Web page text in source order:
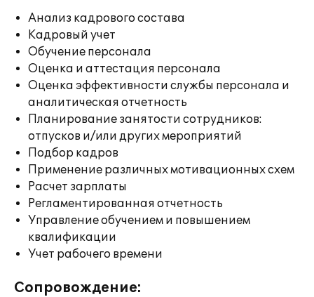
Анализ кадрового состава
Кадровый учет
Обучение персонала
Оценка и аттестация персонала
Оценка эффективности службы персонала и
аналитическая отчетность
Планирование занятости сотрудников:
отпусков и/или других мероприятий
Подбор кадров
Применение различных мотивационных схем
Расчет зарплаты
Регламентированная отчетность
Управление обучением и повышением
квалификации
Учет рабочего времени
Сопровождение: